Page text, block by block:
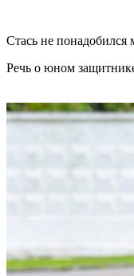
Стась не
Речь о юном